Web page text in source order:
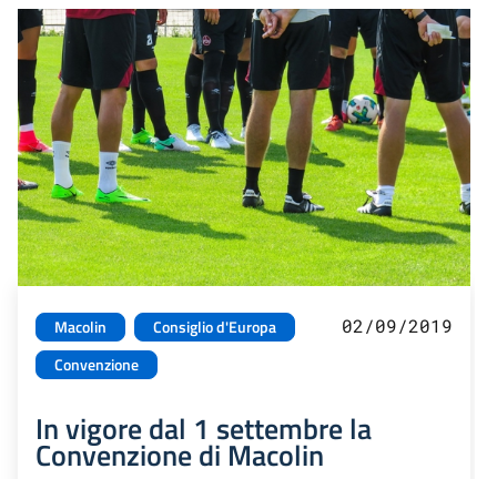
Macolin
Consiglio d'Europa
Convenzione
02/09/2019
In vigore dal 1 settembre la
Convenzione di Macolin